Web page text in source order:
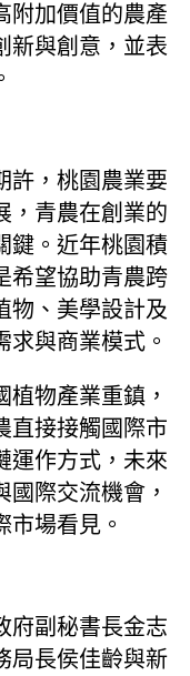
附加價值的農產
新與創意，並表
許，桃園農業要
，青農在創業的
鍵。近年桃園積
希望協助青農跨
物、美學設計及
與商業模式。
物產業重鎮，
直接接觸國際市
運作方式，未來
際交流機會，
場看見。
府副秘書長金志
局長侯佳齡與新